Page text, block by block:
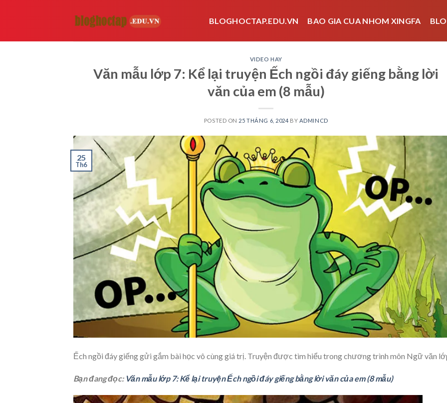
BLOGHOCTAP.EDU.VN BAO GIA CUA NHOM XINGFA
VIDEO HAY
Văn mẫu lớp 7: Kể lại truyện Ếch ngồi đáy giếng bằng lời
văn của em (8 mẫu)
POSTED ON 25 THÁNG 6, 2024 BY ADMINCD
25
Th6
Ếch ngồi đáy giếng gửi gắm bài học vô cùng giá trị. Truyện được tìm hiểu trong chương trình môn Ngữ văn
Bạn đang đọc: Văn mẫu lớp 7: Kể lại truyện Ếch ngồi đáy giếng bằng lời văn của em (8 mẫu)